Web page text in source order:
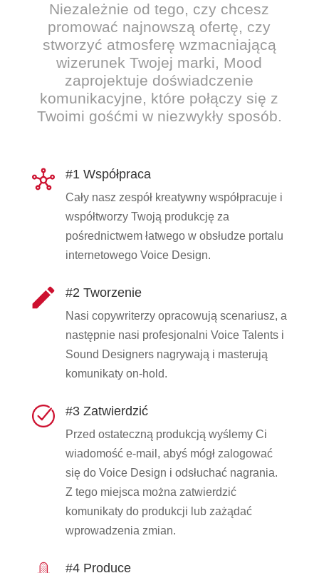
Niezależnie od tego, czy chcesz
promować najnowszą ofertę, czy
stworzyć atmosferę wzmacniającą
wizerunek Twojej marki, Mood
zaprojektuje doświadczenie
komunikacyjne, które połączy się z
Twoimi gośćmi w niezwykły sposób.
#1 Współpraca
Cały nasz zespół kreatywny współpracuje i
współtworzy Twoją produkcję za
pośrednictwem łatwego w obsłudze portalu
internetowego Voice Design.
#2 Tworzenie
Nasi copywriterzy opracowują scenariusz, a
następnie nasi profesjonalni Voice Talents i
Sound Designers nagrywają i masterują
komunikaty on-hold.
#3 Zatwierdzić
Przed ostateczną produkcją wyślemy Ci
wiadomość e-mail, abyś mógł zalogować
się do Voice Design i odsłuchać nagrania.
Z tego miejsca można zatwierdzić
komunikaty do produkcji lub zażądać
wprowadzenia zmian.
#4 Produce